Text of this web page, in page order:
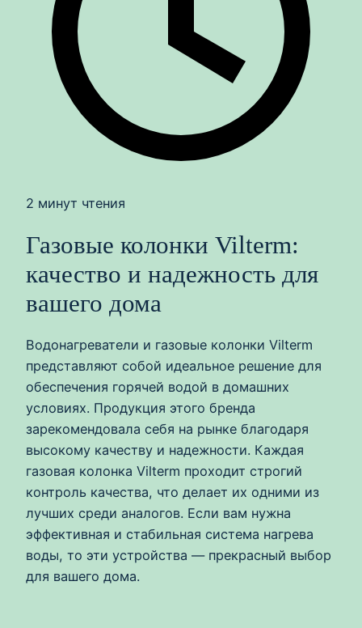
2 минут чтения
Газовые колонки Vilterm:
качество и надежность для
вашего дома
Водонагреватели и газовые колонки Vilterm
представляют собой идеальное решение для
обеспечения горячей водой в домашних
условиях. Продукция этого бренда
зарекомендовала себя на рынке благодаря
высокому качеству и надежности. Каждая
газовая колонка Vilterm проходит строгий
контроль качества, что делает их одними из
лучших среди аналогов. Если вам нужна
эффективная и стабильная система нагрева
воды, то эти устройства — прекрасный выбор
для вашего дома.